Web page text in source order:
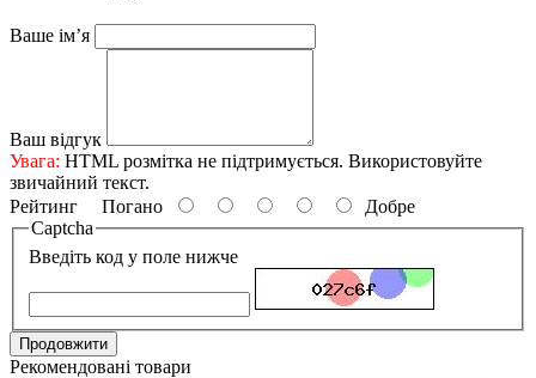
Ваше ім’я
Ваш відгук
Увага: HTML розмітка не підтримується. Використовуйте
звичайний текст.
Рейтинг Погано
Добре
Captcha
Введіть код у поле нижче
Продовжити
Рекомендовані товари